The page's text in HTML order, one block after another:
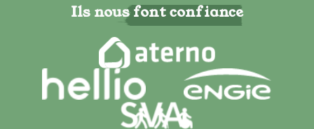
Ils nous font confiance